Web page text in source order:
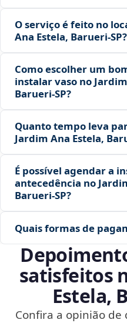
O serviço é feito no
Ana Estela, Barueri‑SP?
Como escolher um
instalar vaso no
Barueri‑SP?
Quanto tempo leva
Jardim Ana Estela,
É possível agendar a
antecedência no
Barueri‑SP?
Quais formas de
satisfeitos
Estela,
Confira a opinião